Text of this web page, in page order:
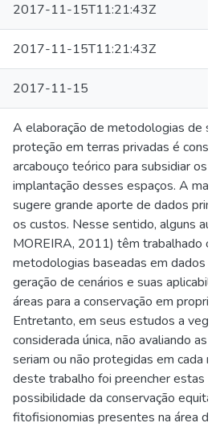
2017-11-15T11:21:43Z
2017-11-15T11:21:43Z
2017-11-15
A elaboração de metodologias de
proteção em terras privadas é
arcabouço teórico para subsidiar os
implantação desses espaços. A
sugere grande aporte de dados
os custos. Nesse sentido, alguns
MOREIRA, 2011) têm trabalhado
metodologias baseadas em dados
geração de cenários e suas
áreas para a conservação em
Entretanto, em seus estudos a
considerada única, não avaliando as
seriam ou não protegidas em cada
deste trabalho foi preencher estas
possibilidade da conservação
fitofisionomias presentes na área